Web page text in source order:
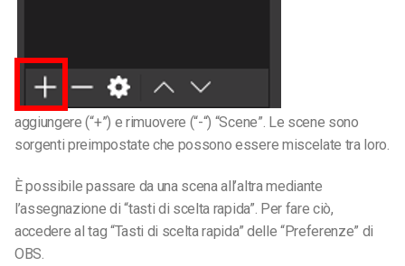
aggiungere (“+”) e rimuovere (“-“) “Scene”. Le scene sono
sorgenti preimpostate che possono essere miscelate tra loro.
È possibile passare da una scena all’altra mediante
l’assegnazione di “tasti di scelta rapida”. Per fare ciò,
accedere al tag “Tasti di scelta rapida” delle “Preferenze” di
OBS.